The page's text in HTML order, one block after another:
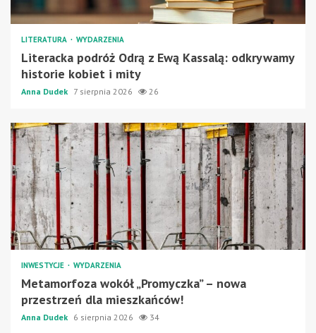
LITERATURA WYDARZENIA
Literacka podróż Odrą z Ewą Kassalą: odkrywamy
historie kobiet i mity
Anna Dudek 7 sierpnia 2026 26
INWESTYCJE WYDARZENIA
Metamorfoza wokół „Promyczka” – nowa
przestrzeń dla mieszkańców!
Anna Dudek 6 sierpnia 2026 34